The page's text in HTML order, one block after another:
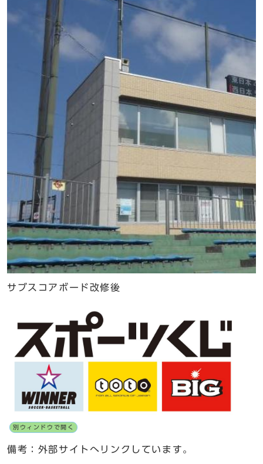
サブスコアボード改修後
別ウィンドウで開く
備考：外部サイトへリンクしています。